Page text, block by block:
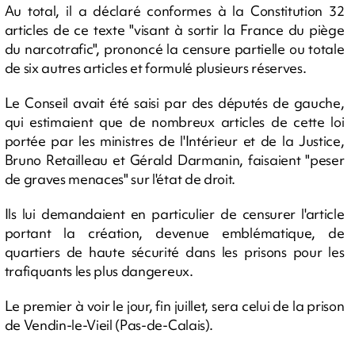
Au total, il a déclaré conformes à la Constitution 32
articles de ce texte "visant à sortir la France du piège
du narcotrafic", prononcé la censure partielle ou totale
de six autres articles et formulé plusieurs réserves.
Le Conseil avait été saisi par des députés de gauche,
qui estimaient que de nombreux articles de cette loi
portée par les ministres de l'Intérieur et de la Justice,
Bruno Retailleau et Gérald Darmanin, faisaient "peser
de graves menaces" sur l'état de droit.
Ils lui demandaient en particulier de censurer l'article
portant la création, devenue emblématique, de
quartiers de haute sécurité dans les prisons pour les
trafiquants les plus dangereux.
Le premier à voir le jour, fin juillet, sera celui de la prison
de Vendin-le-Vieil (Pas-de-Calais).